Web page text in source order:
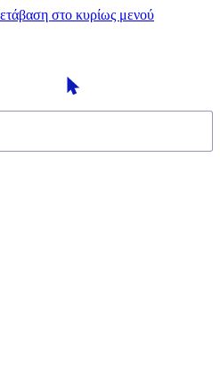
στο κυρίως μενού